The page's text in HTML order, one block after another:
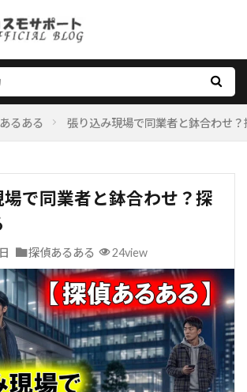
るある 張り込み現場で同業者と鉢合わせ
で同業者と鉢合わせ？探
探偵あるある 24view